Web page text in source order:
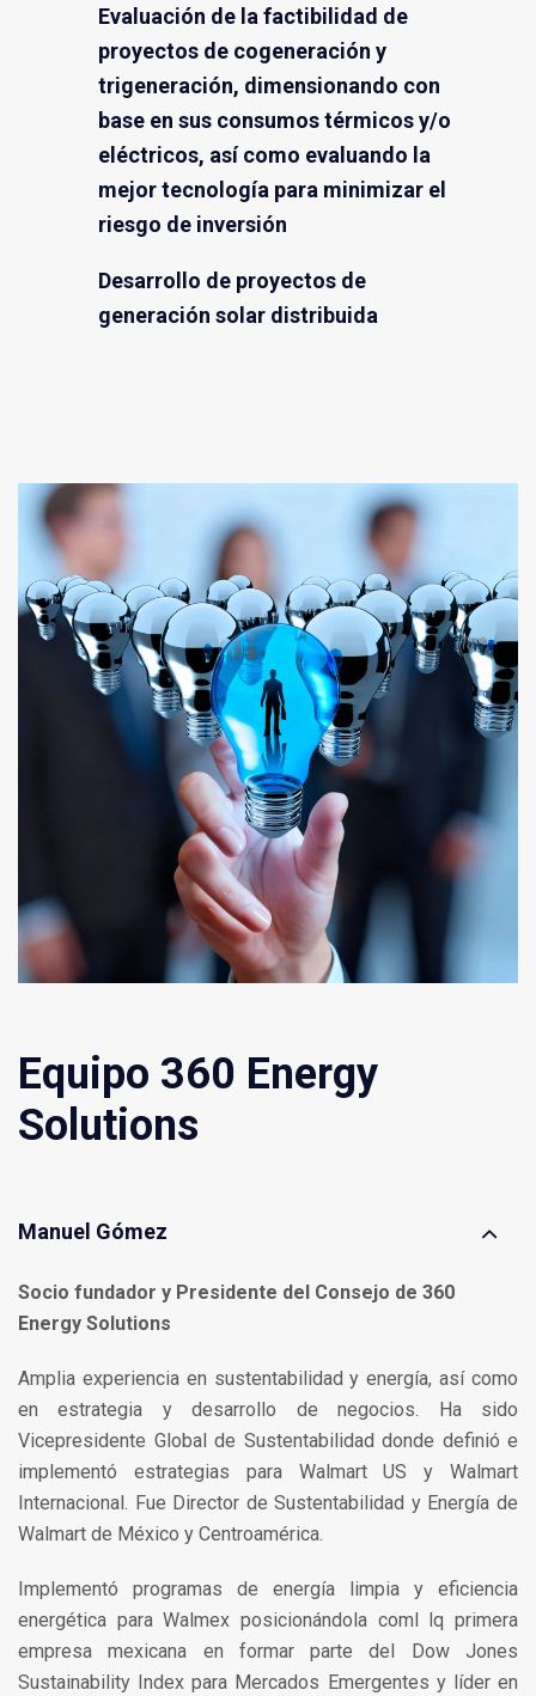
Evaluación de la factibilidad de
proyectos de cogeneración y
trigeneración, dimensionando con
base en sus consumos térmicos y/o
eléctricos, así como evaluando la
mejor tecnología para minimizar el
riesgo de inversión
Desarrollo de proyectos de
generación solar distribuida
Equipo 360 Energy
Solutions
Manuel Gómez
Socio fundador y Presidente del Consejo de 360
Energy Solutions
Amplia experiencia en sustentabilidad y energía, así como
en estrategia y desarrollo de negocios. Ha sido
Vicepresidente Global de Sustentabilidad donde definió e
implementó estrategias para Walmart US y Walmart
Internacional. Fue Director de Sustentabilidad y Energía de
Walmart de México y Centroamérica.
Implementó programas de energía limpia y eficiencia
energética para Walmex posicionándola coml lq primera
empresa mexicana en formar parte del Dow Jones
Sustainability Index para Mercados Emergentes y líder en